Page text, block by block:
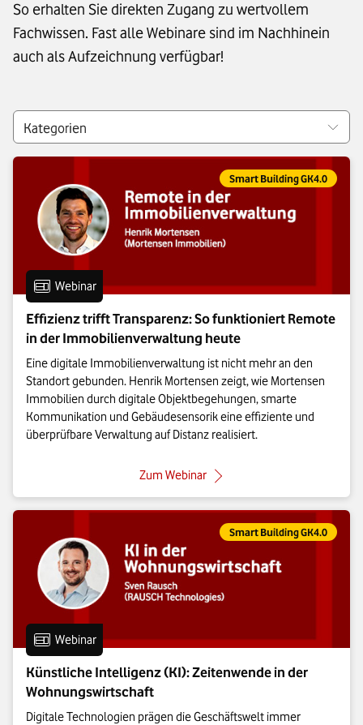
So erhalten Sie direkten Zugang zu wertvollem
Fachwissen. Fast alle Webinare sind im Nachhinein
auch als Aufzeichnung verfügbar!
Filter:
Kategorien
Eintrag gehört zur Kategorie:
Smart Building GK4.0
Eintrag vom Format:
Webinar
Effizienz trifft Transparenz: So funktioniert Remote
in der Immobilienverwaltung heute
Eine digitale Immobilienverwaltung ist nicht mehr an den
Standort gebunden. Henrik Mortensen zeigt, wie Mortensen
Immobilien durch digitale Objektbegehungen, smarte
Kommunikation und Gebäudesensorik eine effiziente und
überprüfbare Verwaltung auf Distanz realisiert.
Zum Webinar: Effizienz trifft Transparenz:
Eintrag gehört zur Kategorie:
Smart Building GK4.0
Eintrag vom Format:
Webinar
Künstliche Intelligenz (KI): Zeitenwende in der
Wohnungswirtschaft
Digitale Technologien prägen die Geschäftswelt immer